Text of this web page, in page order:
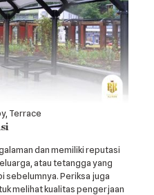
Terrace
dan memiliki reputasi
atau tetangga yang
sebelumnya. Periksa juga
melihat kualitas pengerjaan